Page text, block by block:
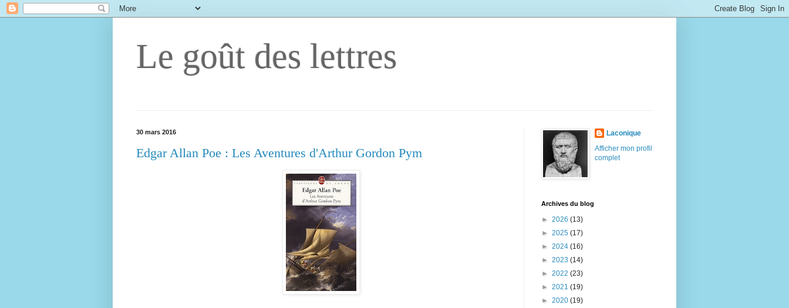
Le goût des lettres
30 mars 2016
Edgar Allan Poe : Les Aventures d'Arthur Gordon Pym
Laconique
Afficher mon profil
complet
Archives du blog
► 2026 (13)
► 2025 (17)
► 2024 (16)
► 2023 (14)
► 2022 (23)
► 2021 (19)
► 2020 (19)